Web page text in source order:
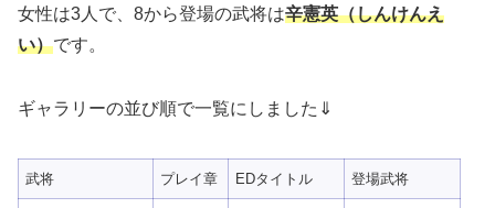
女性は3人で、8から登場の武将は辛憲英（しんけんえ
い）です。
ギャラリーの並び順で一覧にしました⇓
武将 プレイ章 EDタイトル 登場武将